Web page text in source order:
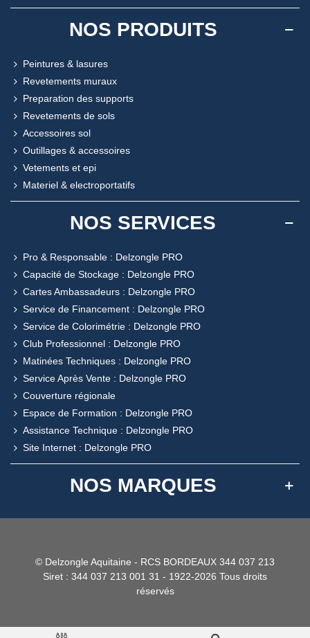
NOS PRODUITS
Peintures & lasures
Revetements muraux
Preparation des supports
Revetements de sols
Accessoires sol
Outillages & accessoires
Vetements et epi
Materiel & electroportatifs
NOS SERVICES
Pro & Responsable : Delzongle PRO
Capacité de Stockage : Delzongle PRO
Cartes Ambassadeurs : Delzongle PRO
Service de Financement : Delzongle PRO
Service de Colorimétrie : Delzongle PRO
Club Professionnel : Delzongle PRO
Matinées Techniques : Delzongle PRO
Service Après Vente : Delzongle PRO
Couverture régionale
Espace de Formation : Delzongle PRO
Assistance Technique : Delzongle PRO
Site Internet : Delzongle PRO
NOS MARQUES
© Delzongle Aquitaine - RCS BORDEAUX 344 037 213
Siret : 344 037 213 001 31 - 1922-2026 Tous droits
réservés